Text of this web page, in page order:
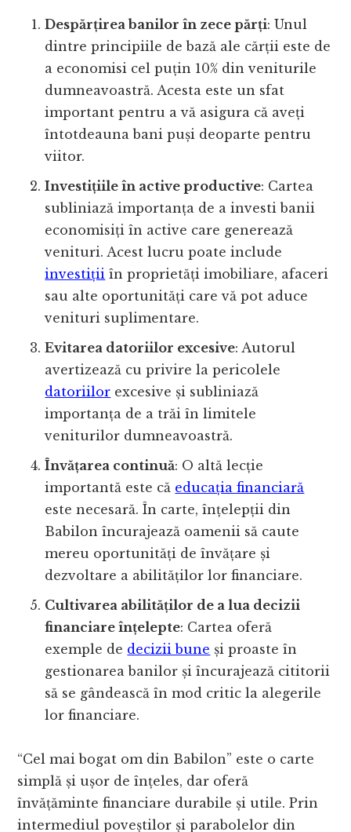
Despărțirea banilor în zece părți: Unul
dintre principiile de bază ale cărții este de
a economisi cel puțin 10% din veniturile
dumneavoastră. Acesta este un sfat
important pentru a vă asigura că aveți
întotdeauna bani puși deoparte pentru
viitor.
Investițiile în active productive: Cartea
subliniază importanța de a investi banii
economisiți în active care generează
venituri. Acest lucru poate include
investiții în proprietăți imobiliare, afaceri
sau alte oportunități care vă pot aduce
venituri suplimentare.
Evitarea datoriilor excesive: Autorul
avertizează cu privire la pericolele
datoriilor excesive și subliniază
importanța de a trăi în limitele
veniturilor dumneavoastră.
Învățarea continuă: O altă lecție
importantă este că educația financiară
este necesară. În carte, înțelepții din
Babilon încurajează oamenii să caute
mereu oportunități de învățare și
dezvoltare a abilităților lor financiare.
Cultivarea abilităților de a lua decizii
financiare înțelepte: Cartea oferă
exemple de decizii bune și proaste în
gestionarea banilor și încurajează cititorii
să se gândească în mod critic la alegerile
lor financiare.
“Cel mai bogat om din Babilon” este o carte
simplă și ușor de înțeles, dar oferă
învățăminte financiare durabile și utile. Prin
intermediul poveștilor și parabolelor din